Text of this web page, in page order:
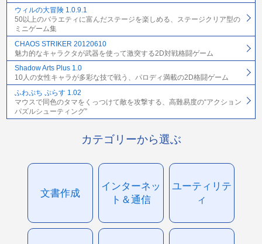
ウィルの大冒険 1.0.9.1
50以上のバラエティに富んだステージを楽しめる、ステージクリア型の
ミニゲーム集
CHAOS STRIKER 20120610
魅力的なキャラクタが武器を使って激突する2D対戦格闘ゲーム
Shadow Arts Plus 1.0
10人の女性キャラが多彩な技で戦う、パロディ満載の2D格闘ゲーム
ふわぷち ぷらす 1.02
マウスで同色のタマをくっつけて敵を攻撃する、高難易度の“アクション
パズルシューティング”
カテゴリーから選ぶ
文書作成
インターネッ
ト＆通信
ユーティリテ
ィ